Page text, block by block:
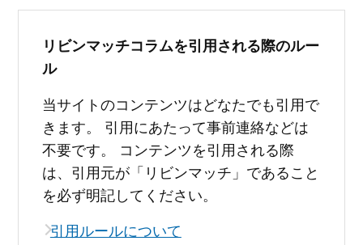
リビンマッチコラムを引用される際のルー
ル
当サイトのコンテンツはどなたでも引用で
きます。 引用にあたって事前連絡などは
不要です。 コンテンツを引用される際
は、引用元が「リビンマッチ」であること
を必ず明記してください。
引用ルールについて